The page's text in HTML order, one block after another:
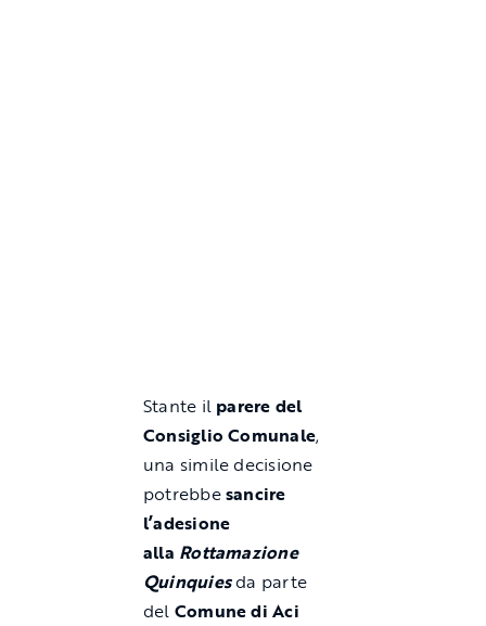
Stante il parere del
Consiglio Comunale,
una simile decisione
potrebbesancire
l’adesione
alla Rottamazione
Quinquiesda parte
del Comune di Aci